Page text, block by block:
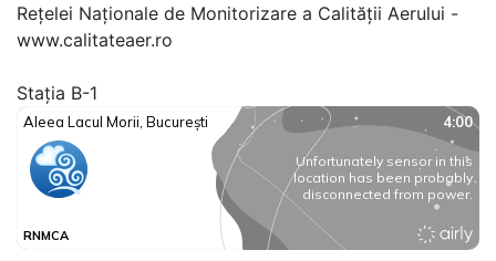
Rețelei Naționale de Monitorizare a Calității Aerului -
www.calitateaer.ro
Stația B-1